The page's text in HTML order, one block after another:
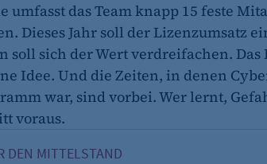
2 Jahre
et_allow_cookies
etracker GmbH
Es erlaubt eTracker Cookies zu setzen.
umfasst das Team knapp 15 feste
Dieses Jahr soll der Lizenzumsatz
soll sich der Wert verdreifachen.
Idee. Und die Zeiten, in denen
war, sind vorbei. Wer lernt,
voraus.
DEN MITTELSTAND